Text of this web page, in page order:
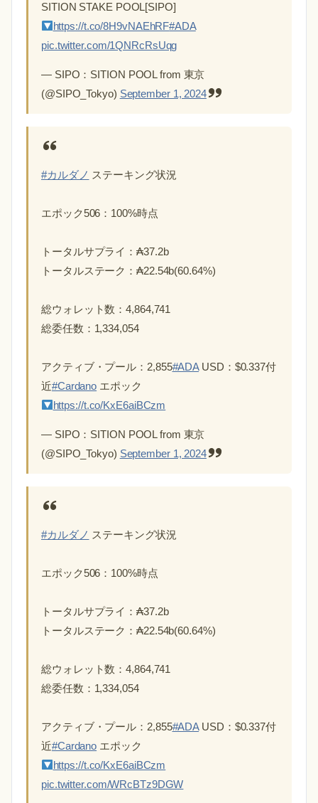
SITION STAKE POOL[SIPO]
https://t.co/8H9vNAEhRF#ADA
pic.twitter.com/1QNRcRsUqg
— SIPO：SITION POOL from 東京
(@SIPO_Tokyo) September 1, 2024
#カルダノ ステーキング状況
エポック506：100%時点
トータルサプライ：₳37.2b
トータルステーク：₳22.54b(60.64%)
総ウォレット数：4,864,741
総委任数：1,334,054
アクティブ・プール：2,855#ADAUSD：$0.337付
近#Cardano エポック
https://t.co/KxE6aiBCzm
— SIPO：SITION POOL from 東京
(@SIPO_Tokyo) September 1, 2024
#カルダノ ステーキング状況
エポック506：100%時点
トータルサプライ：₳37.2b
トータルステーク：₳22.54b(60.64%)
総ウォレット数：4,864,741
総委任数：1,334,054
アクティブ・プール：2,855#ADAUSD：$0.337付
近#Cardano エポック
https://t.co/KxE6aiBCzm
pic.twitter.com/WRcBTz9DGW